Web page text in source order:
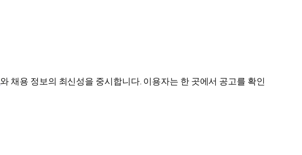
와 채용 정보의 최신성을 중시합니다. 이용자는 한 곳에서 공고를 확인